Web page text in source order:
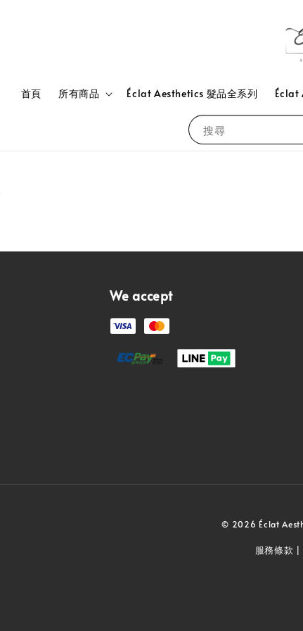
搜尋
首頁 所有商品 Éclat Aesthetics 髮品全系列 Éclat
We accept
© 2026 Éclat
服務條款